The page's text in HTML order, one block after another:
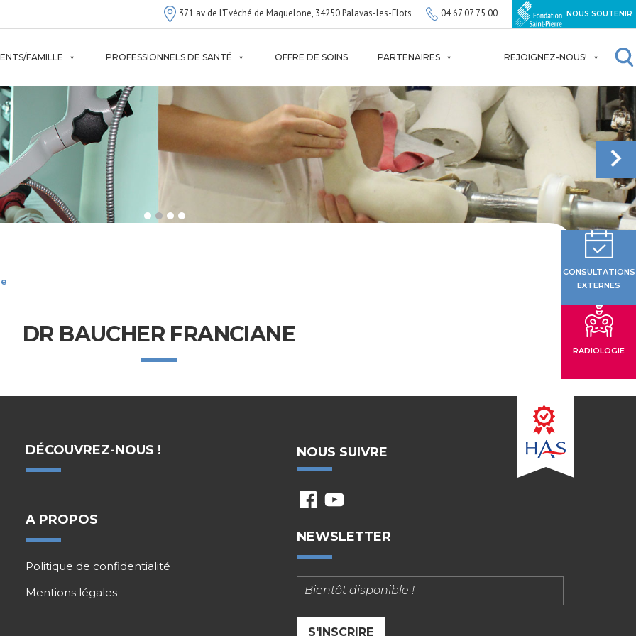
371 av de l’Evéché de Maguelone, 34250 Palavas-les-Flots 04 67 07 75 00 NOUS SOUTENIR
FAMILLE PROFESSIONNELS DE SANTÉ OFFRE DE SOINS PARTENAIRES REJOIGNEZ-NOUS!
CONSULTATIONS
EXTERNES
RADIOLOGIE
DR BAUCHER FRANCIANE
DÉCOUVREZ-NOUS !
A PROPOS
Politique de confidentialité
Mentions légales
NOUS SUIVRE
fb ytu
NEWSLETTER